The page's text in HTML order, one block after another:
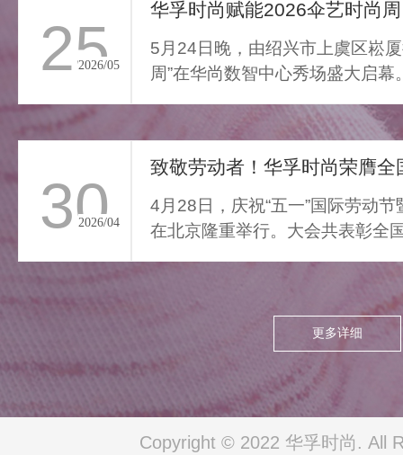
家门，我们亟需“能裹住情
绪”的柔色。家居服将“家的温
柔结界”缝进每寸面料，无需
逃离，换上这身柔雾，便能
让外界紧绷沉进居家软意，
呼吸慢下来，让家成为接住
所有情绪的栖居地。
25
2026/05
华孚时尚赋能2026伞艺时尚
5月24日晚，由绍兴市上虞区崧
周”在华尚数智中心秀场盛大启幕
30
2026/04
致敬劳动者！华孚时尚荣膺
4月28日，庆祝“五一”国际劳动
在北京隆重举行。大会共表彰全
更多详细
Copyright © 2022 华孚时尚. All